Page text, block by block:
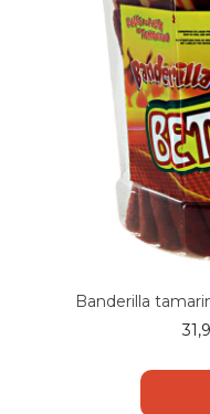
Banderilla